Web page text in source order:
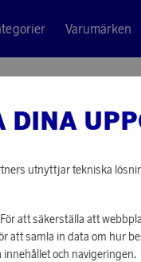
Varumärken
DINA
utnyttjar tekniska
att säkerställa att
att samla in data om hur
och navigeringen.